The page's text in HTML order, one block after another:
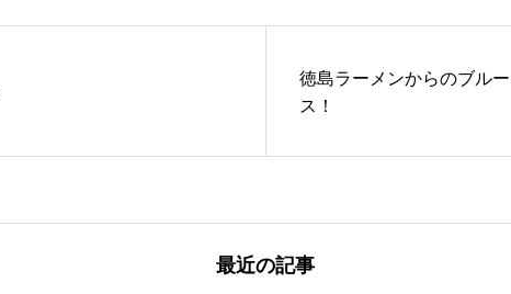
徳島ラーメンからのブル
ス！
最近の記事